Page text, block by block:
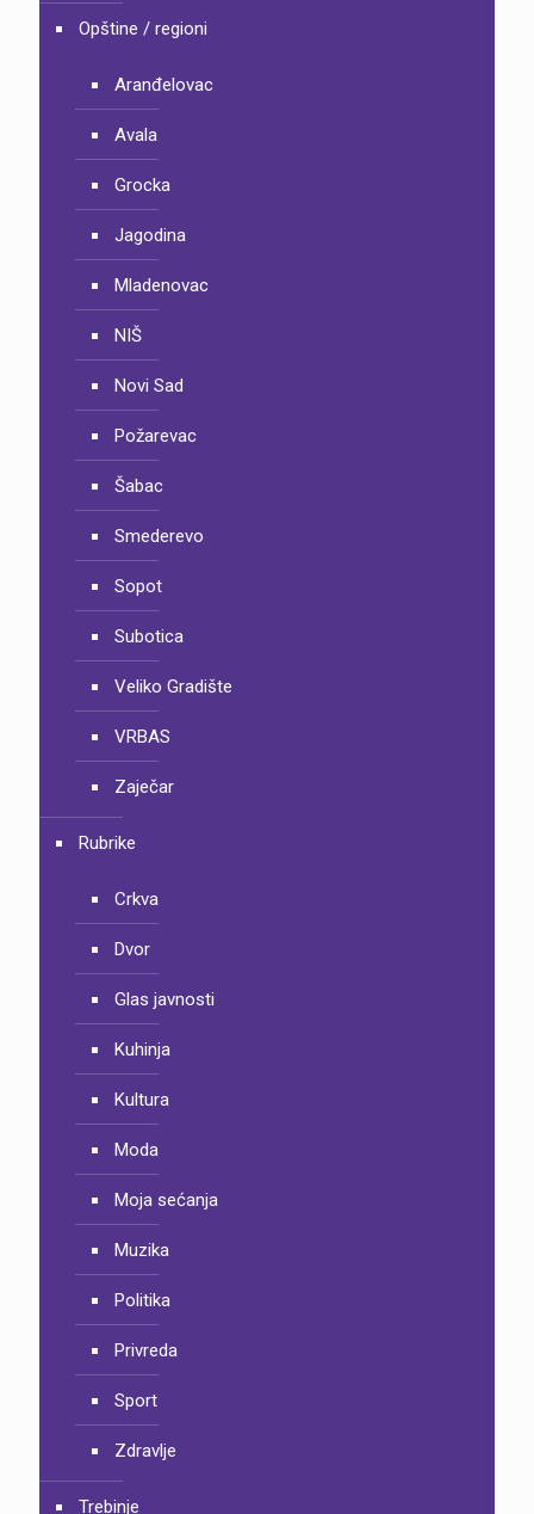
Opštine / regioni
Aranđelovac
Avala
Grocka
Jagodina
Mladenovac
NIŠ
Novi Sad
Požarevac
Šabac
Smederevo
Sopot
Subotica
Veliko Gradište
VRBAS
Zaječar
Rubrike
Crkva
Dvor
Glas javnosti
Kuhinja
Kultura
Moda
Moja sećanja
Muzika
Politika
Privreda
Sport
Zdravlje
Trebinje